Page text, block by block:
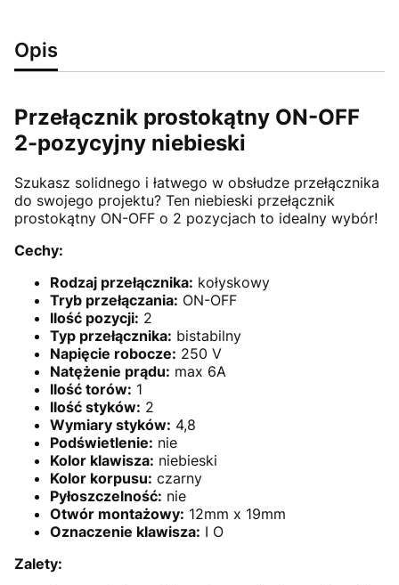
Opis
Przełącznik prostokątny ON-OFF
2-pozycyjny niebieski
Szukasz solidnego i łatwego w obsłudze przełącznika
do swojego projektu? Ten niebieski przełącznik
prostokątny ON-OFF o 2 pozycjach to idealny wybór!
Cechy:
Rodzaj przełącznika: kołyskowy
Tryb przełączania: ON-OFF
Ilość pozycji: 2
Typ przełącznika: bistabilny
Napięcie robocze: 250 V
Natężenie prądu: max 6A
Ilość torów: 1
Ilość styków: 2
Wymiary styków: 4,8
Podświetlenie: nie
Kolor klawisza: niebieski
Kolor korpusu: czarny
Pyłoszczelność: nie
Otwór montażowy: 12mm x 19mm
Oznaczenie klawisza: I O
Zalety: